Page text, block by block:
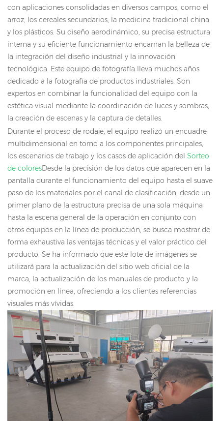
con aplicaciones consolidadas en diversos campos, como el
arroz, los cereales secundarios, la medicina tradicional china
y los plásticos. Su diseño aerodinámico, su precisa estructura
interna y su eficiente funcionamiento encarnan la belleza de
la integración del diseño industrial y la innovación
tecnológica. Este equipo de fotografía lleva muchos años
dedicado a la fotografía de productos industriales. Son
expertos en combinar la funcionalidad del equipo con la
estética visual mediante la coordinación de luces y sombras,
la creación de escenas y la captura de detalles.
Durante el proceso de rodaje, el equipo realizó un encuadre
multidimensional en torno a los componentes principales,
los escenarios de trabajo y los casos de aplicación del Sorteo
de coloresDesde la precisión de los datos que aparecen en la
pantalla durante el funcionamiento del equipo hasta el suave
paso de los materiales por el canal de clasificación; desde un
primer plano de la estructura precisa de una sola máquina
hasta la escena general de la operación en conjunto con
otros equipos en la línea de producción, se busca mostrar de
forma exhaustiva las ventajas técnicas y el valor práctico del
producto. Se ha informado que este lote de imágenes se
utilizará para la actualización del sitio web oficial de la
marca, la actualización de los manuales de producto y la
promoción en línea, ofreciendo a los clientes referencias
visuales más vívidas.